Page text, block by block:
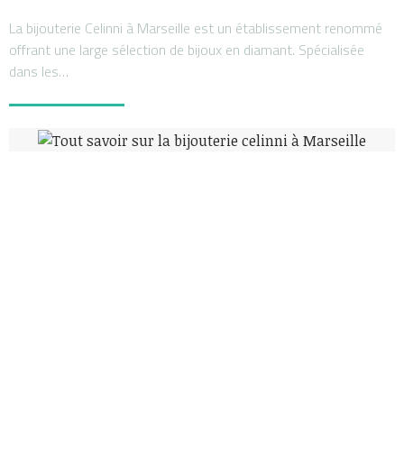
La bijouterie Celinni à Marseille est un établissement renommé
offrant une large sélection de bijoux en diamant. Spécialisée
dans les…